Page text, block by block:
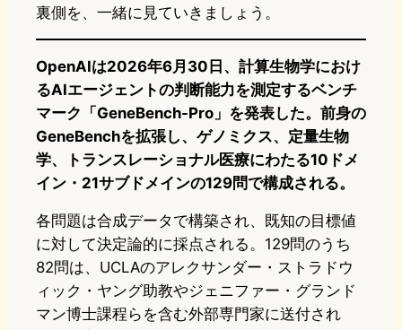
裏側を、一緒に見ていきましょう。
OpenAIは2026年6月30日、計算生物学におけ
るAIエージェントの判断能力を測定するベンチ
マーク「GeneBench-Pro」を発表した。前身の
GeneBenchを拡張し、ゲノミクス、定量生物
学、トランスレーショナル医療にわたる10ドメ
イン・21サブドメインの129問で構成される。
各問題は合成データで構築され、既知の目標値
に対して決定論的に採点される。129問のうち
82問は、UCLAのアレクサンダー・ストラドウ
ィック・ヤング助教やジェニファー・グランド
マン博士課程らを含む外部専門家に送付され